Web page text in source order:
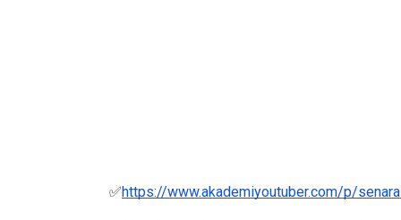
✅https://www.akademiyoutuber.com/p/